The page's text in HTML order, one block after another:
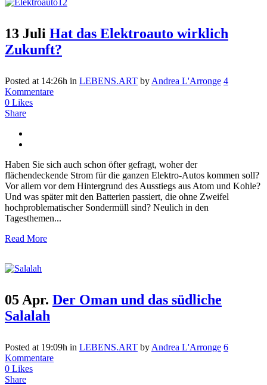
13 Juli Hat das Elektroauto wirklich
Zukunft?
Posted at 14:26h in LEBENS.ART by Andrea L'Arronge 4
Kommentare
0 Likes
Share
Haben Sie sich auch schon öfter gefragt, woher der
flächendeckende Strom für die ganzen Elektro-Autos kommen soll?
Vor allem vor dem Hintergrund des Ausstiegs aus Atom und Kohle?
Und was später mit den Batterien passiert, die ohne Zweifel
hochproblematischer Sondermüll sind? Neulich in den
Tagesthemen...
Read More
05 Apr. Der Oman und das südliche
Salalah
Posted at 19:09h in LEBENS.ART by Andrea L'Arronge 6
Kommentare
0 Likes
Share